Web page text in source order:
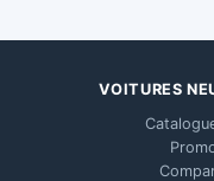
VOITURES